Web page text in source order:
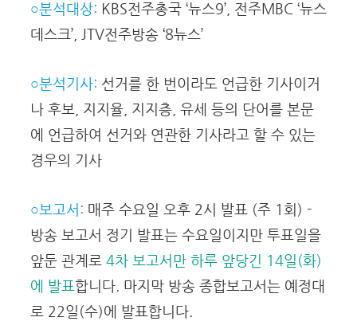
○분석대상: KBS전주총국 ‘뉴스9’, 전주MBC ‘뉴스
데스크’, JTV전주방송 ‘8뉴스’
○분석기사: 선거를 한 번이라도 언급한 기사이거
나 후보, 지지율, 지지층, 유세 등의 단어를 본문
에 언급하여 선거와 연관한 기사라고 할 수 있는
경우의 기사
○보고서: 매주 수요일 오후 2시 발표 (주 1회) -
방송 보고서 정기 발표는 수요일이지만 투표일을
앞둔 관계로 4차 보고서만 하루 앞당긴 14일(화)
에 발표합니다. 마지막 방송 종합보고서는 예정대
로 22일(수)에 발표합니다.